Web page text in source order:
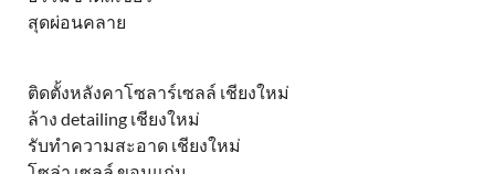
ติดตั้งหลังคาโซลาร์เซลล์ เชียงใหม่
ล้าง detailing เชียงใหม่
รับทำความสะอาด เชียงใหม่